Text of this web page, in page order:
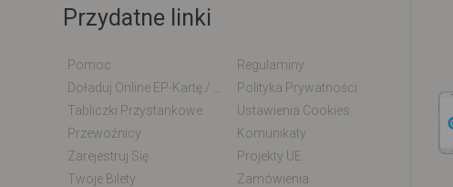
Przydatne linki
Pomoc
Regulaminy
Polityka Prywatności
Tabliczki Przystankowe
Ustawienia Cookies
Przewoźnicy
Komunikaty
Zarejestruj Się
Projekty UE
Twoje Bilety
Zamówienia